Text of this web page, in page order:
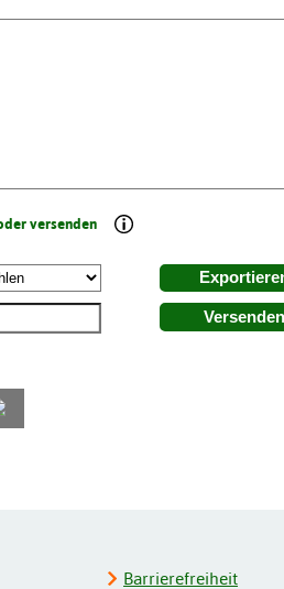
versenden
Versenden
Barrierefreiheit